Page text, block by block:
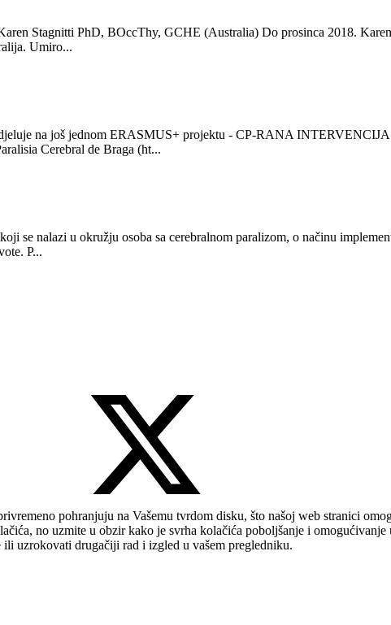
Stagnitti PhD, BOccThy, GCHE (Australia) Do prosinca 2018.
Umiro...
na još jednom ERASMUS+ projektu - CP-RANA
Cerebral de Braga (ht...
se nalazi u okružju osoba sa cerebralnom paralizom, o načinu
P...
pohranjuju na Vašemu tvrdom disku, što našoj web stranici
no uzmite u obzir kako je svrha kolačića poboljšanje i omogućivanje
uzrokovati drugačiji rad i izgled u vašem pregledniku.